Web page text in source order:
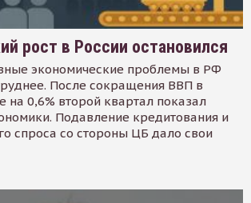
рост в России остановился
экономические проблемы в РФ
После сокращения ВВП в
на 0,6% второй квартал показал
Подавление кредитования и
спроса со стороны ЦБ дало свои